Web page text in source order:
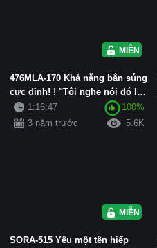
MIỄN PHÍ
476MLA-170 Khả năng bắn súng
cực đỉnh! ! "Tôi nghe nói đó là
một video hình ả...
1:16:47
100%
3 năm trước
5.6K
MIỄN PHÍ
SORA-515 Yêu một tên hiếp